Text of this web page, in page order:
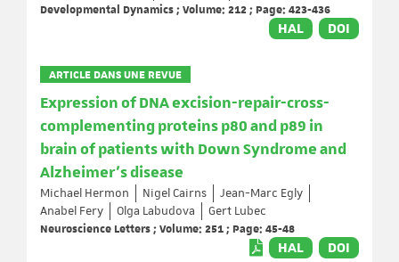
Developmental Dynamics ; Volume: 212 ; Page: 423-436
HAL DOI
ARTICLE DANS UNE REVUE
Expression of DNA excision-repair-cross-
complementing proteins p80 and p89 in
brain of patients with Down Syndrome and
Alzheimer's disease
Michael Hermon Nigel Cairns
Jean-Marc Egly
Anabel Fery
Olga Labudova
Gert Lubec
Neuroscience Letters ; Volume: 251 ; Page: 45-48
HAL DOI